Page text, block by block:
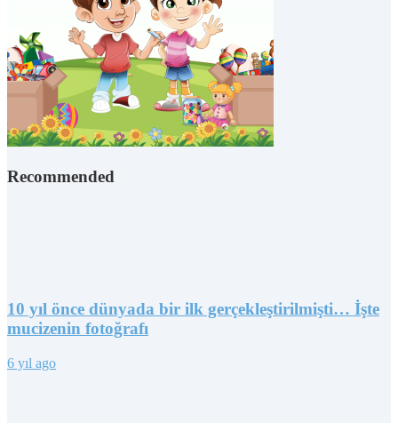
Recommended
10 yıl önce dünyada bir ilk gerçekleştirilmişti… İşte
mucizenin fotoğrafı
6 yıl ago